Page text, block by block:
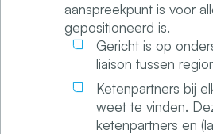
aanspreekpunt is voor
gepositioneerd is.
Gericht is op
liaison tussen
Ketenpartners bij
weet te vinden.
ketenpartners en